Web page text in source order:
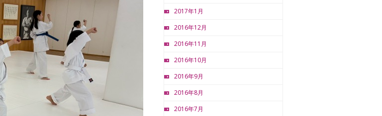
2017年1月
2016年12月
2016年11月
2016年10月
2016年9月
2016年8月
2016年7月